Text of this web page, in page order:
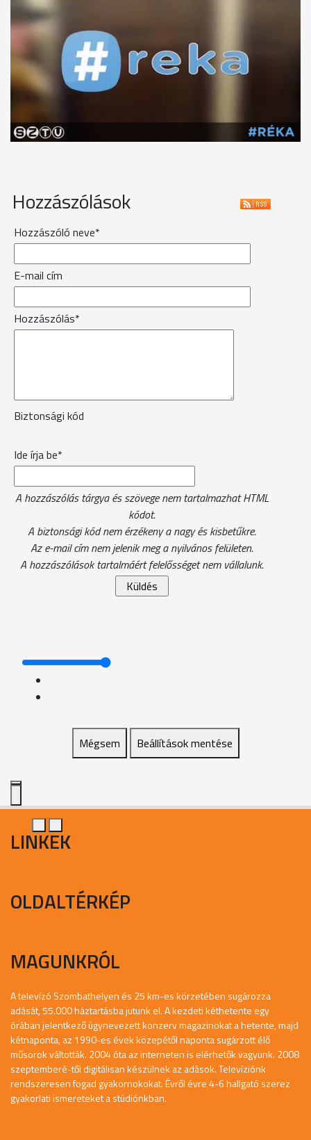
Hozzászólások
Hozzászóló neve*
E-mail cím
Hozzászólás*
Biztonsági kód
Ide írja be*
A hozzászólás tárgya és szövege nem tartalmazhat HTML
kódot.
A biztonsági kód nem érzékeny a nagy és kisbetűkre.
Az e-mail cím nem jelenik meg a nyilvános felületen.
A hozzászólások tartalmáért felelősséget nem vállalunk.
Mégsem Beállítások mentése
LINKEK
OLDALTÉRKÉP
MAGUNKRÓL
A televízó Szombathelyen és 25 km-es körzetében sugározza
adását, 55.000 háztartásba jutunk el. A kezdeti kéthetente egy
órában jelentkező úgynevezett konzerv magazinokat a hetente, majd
kétnaponta, az 1990-es évek közepétől naponta sugárzott élő
műsorok váltották. 2004 óta az interneten is elérhetők vagyunk. 2008
szeptemberé-től digitálisan készülnek az adások. Televíziónk
rendszeresen fogad gyakornokokat. Évről évre 4-6 hallgató szerez
gyakorlati ismereteket a stúdiónkban.